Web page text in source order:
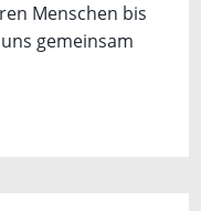
Menschen bis
gemeinsam